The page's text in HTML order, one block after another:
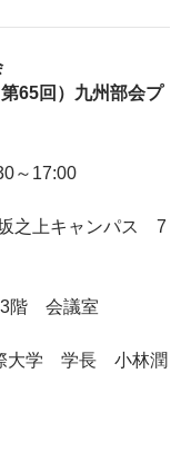
65回）九州部会プ
～17:00
之上キャンパス 7
階 会議室
大学 学長 小林潤